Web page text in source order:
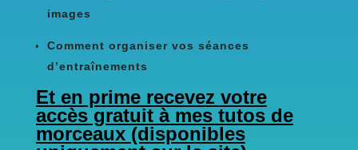
images
​​Comment organiser vos séances
d’entraînements
Et en prime recevez votre
accès gratuit à mes tutos de
morceaux (disponibles